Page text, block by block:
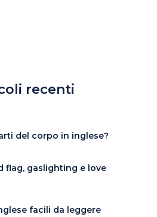
recenti
del corpo in inglese?
flag, gaslighting e love
facili da leggere